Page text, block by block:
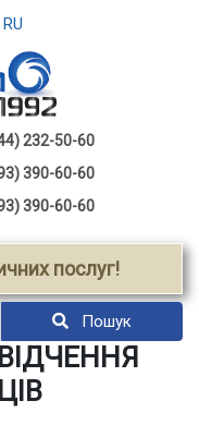
RU
232-50-60
390-60-60
390-60-60
послуг!
Пошук